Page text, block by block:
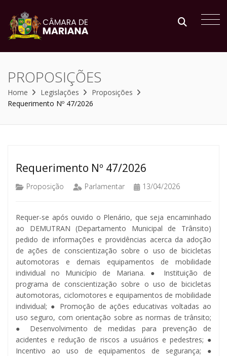
PROPOSIÇÕES
Home Legislações
Proposições
Requerimento Nº 47/2026
Requerimento Nº 47/2026
Proposição Parlamentar 13/04/2026
Requer-se após ouvido o Plenário, que seja encaminhado
ao DEMUTRAN (Departamento Municipal de Trânsito)
pedido de informações e providências acerca da adoção
de ações de conscientização sobre o uso de bicicletas
automotoras e demais equipamentos de mobilidade
individual no Município de Mariana. ● Instituição de
programa de conscientização sobre o uso de bicicletas
automotoras, ciclomotores e equipamentos de mobilidade
individual; ● Promoção de ações educativas voltadas ao
uso seguro, com orientação sobre as normas de trânsito;
● Desenvolvimento de medidas para prevenção de
acidentes e redução de riscos a usuários e pedestres; ●
Incentivo ao uso de equipamentos de segurança; ●